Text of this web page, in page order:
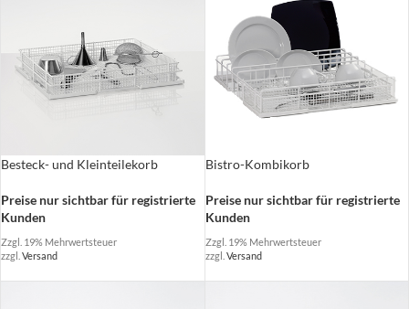
Besteck- und Kleinteilekorb
Preise nur sichtbar für registrierte
Kunden
Zzgl. 19% Mehrwertsteuer
zzgl. Versand
Bistro-Kombikorb
Preise nur sichtbar für registrierte
Kunden
Zzgl. 19% Mehrwertsteuer
zzgl. Versand